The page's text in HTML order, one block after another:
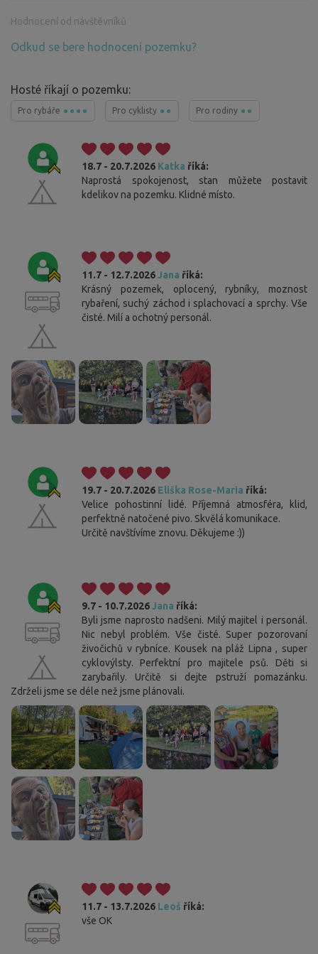
Hodnocení od návštěvníků
Odkud se bere hodnocení pozemku?
Hosté říkají o pozemku:
Pro rybáře Pro cyklisty Pro rodiny
18.7 - 20.7.2026 Katka říká:
Naprostá spokojenost, stan můžete postavit
kdelikov na pozemku. Klidné místo.
11.7 - 12.7.2026Jana říká:
Krásný pozemek, oplocený, rybníky, moznost
rybaření, suchý záchod i splachovací a sprchy. Vše
čisté. Milí a ochotný personál.
19.7 - 20.7.2026 Eliška Rose-Maria říká:
Velice pohostinní lidé. Příjemná atmosféra, klid,
perfektně natočené pivo. Skvělá komunikace.
Určitě navštívíme znovu. Děkujeme :))
9.7 - 10.7.2026Jana říká:
Byli jsme naprosto nadšeni. Milý majitel i personál.
Nic nebyl problém. Vše čisté. Super pozorovaní
živočichů v rybníce. Kousek na pláž Lipna , super
cyklovýlsty. Perfektní pro majitele psů. Děti si
zarybařily. Určitě si dejte pstruží pomazánku.
Zdrželi jsme se déle než jsme plánovali.
11.7 - 13.7.2026 Leoš říká:
vše OK